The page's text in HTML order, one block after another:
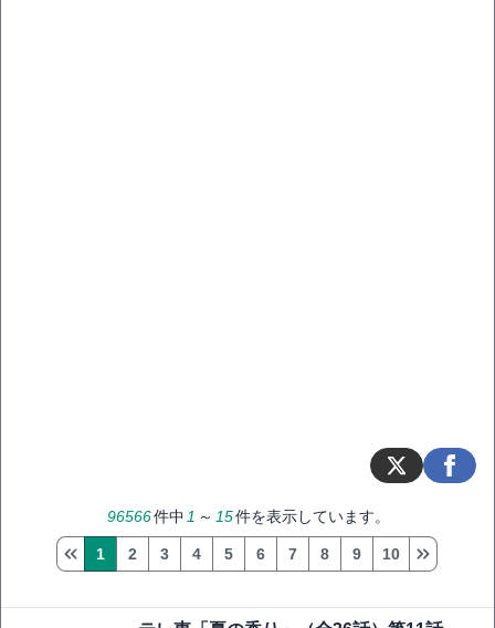
96566件中1 ～ 15件を表示しています。
1 2 3 4 5 6 7 8 9 10